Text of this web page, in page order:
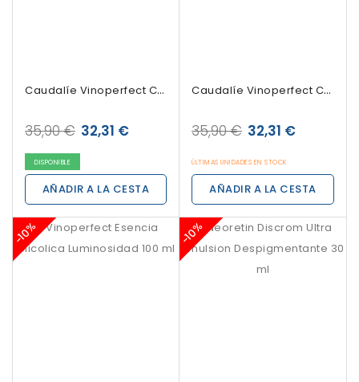
Caudalíe Vinoperfect Crema Noche Glicolica...
35,90 € 32,31 €
DISPONIBLE
AÑADIR A LA CESTA
Caudalíe Vinoperfect Crema Resplandor...
35,90 € 32,31 €
ÚLTIMAS UNIDADES EN STOCK
AÑADIR A LA CESTA
-10% -10%